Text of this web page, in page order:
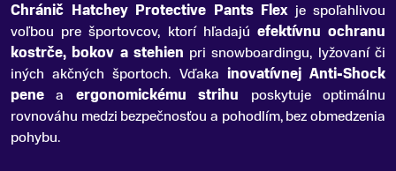
Chránič Hatchey Protective Pants Flexje spoľahlivou
voľbou pre športovcov, ktorí hľadajú efektívnu ochranu
kostrče, bokov a stehien pri snowboardingu, lyžovaní či
iných akčných športoch. Vďaka inovatívnej Anti-Shock
pene a ergonomickému strihu poskytuje optimálnu
rovnováhu medzi bezpečnosťou a pohodlím, bez obmedzenia
pohybu.